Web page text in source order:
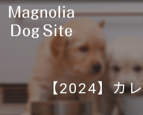
【2024】カ